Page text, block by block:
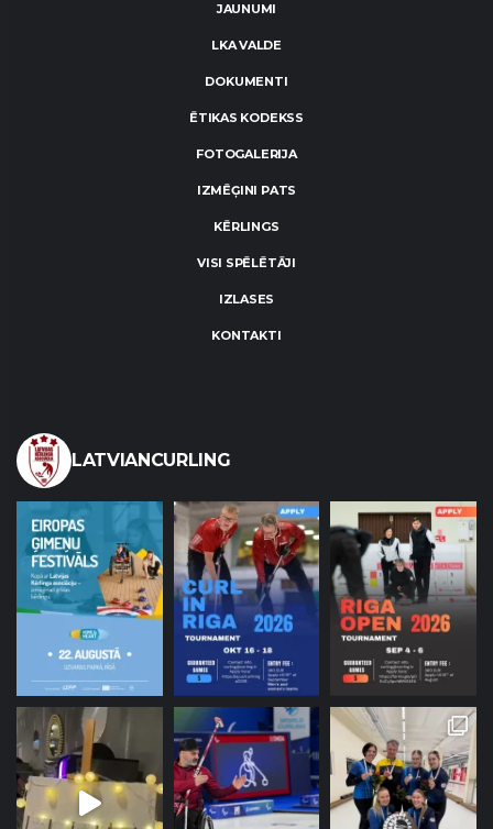
JAUNUMI
LKA VALDE
DOKUMENTI
ĒTIKAS KODEKSS
FOTOGALERIJA
IZMĒĢINI PATS
KĒRLINGS
VISI SPĒLĒTĀJI
IZLASES
KONTAKTI
LATVIANCURLING